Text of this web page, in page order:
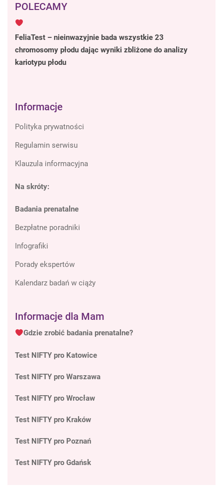
POLECAMY
FeliaTest – nieinwazyjnie bada wszystkie 23
chromosomy płodu dając wyniki zbliżone do analizy
kariotypu płodu
Informacje
Polityka prywatności
Regulamin serwisu
Klauzula informacyjna
Na skróty:
Badania prenatalne
Bezpłatne poradniki
Infografiki
Porady ekspertów
Kalendarz badań w ciąży
Informacje dla Mam
Gdzie zrobić badania prenatalne?
Test NIFTY pro Katowice
Test NIFTY pro Warszawa
Test NIFTY pro Wrocław
Test NIFTY pro Kraków
Test NIFTY pro Poznań
Test NIFTY pro Gdańsk